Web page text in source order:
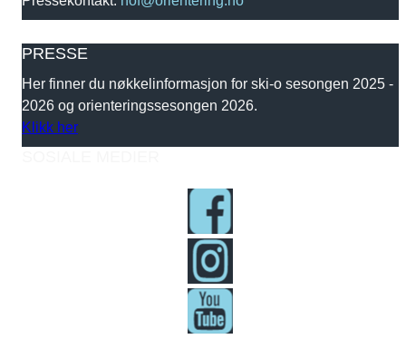
PRESSE
Her finner du nøkkelinformasjon for ski-o sesongen 2025 -
2026 og orienteringssesongen 2026.
Klikk her